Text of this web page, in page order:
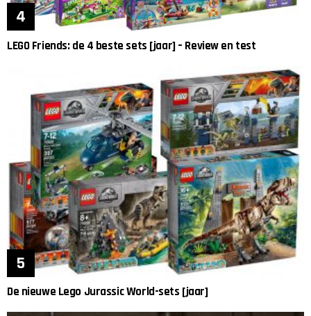
LEGO Friends: de 4 beste sets [jaar] – Review en test
De nieuwe Lego Jurassic World-sets [jaar]